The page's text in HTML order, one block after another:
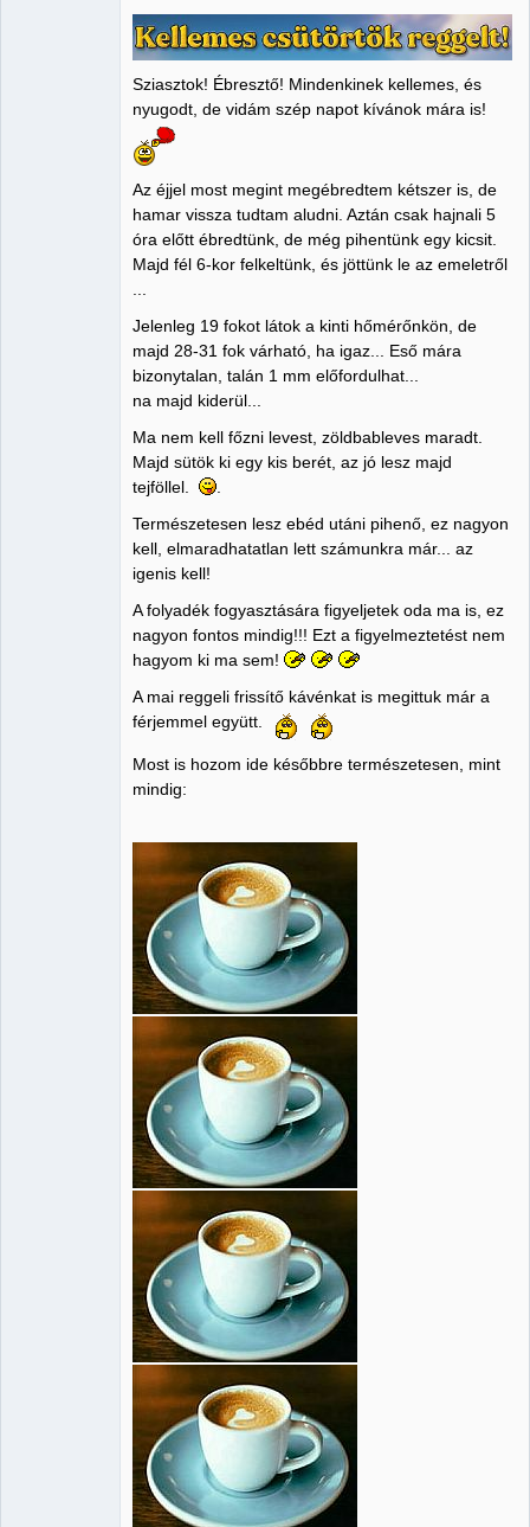
Sziasztok! Ébresztő! Mindenkinek kellemes, és
nyugodt, de vidám szép napot kívánok mára is!
Az éjjel most megint megébredtem kétszer is, de
hamar vissza tudtam aludni. Aztán csak hajnali 5
óra előtt ébredtünk, de még pihentünk egy kicsit.
Majd fél 6-kor felkeltünk, és jöttünk le az emeletről
Jelenleg 19 fokot látok a kinti hőmérőnkön, de
majd 28-31 fok várható, ha igaz... Eső mára
bizonytalan, talán 1 mm előfordulhat...
na majd kiderül...
Ma nem kell főzni levest, zöldbableves maradt.
Majd sütök ki egy kis berét, az jó lesz majd
tejföllel.
Természetesen lesz ebéd utáni pihenő, ez nagyon
kell, elmaradhatatlan lett számunkra már... az
igenis kell!
A folyadék fogyasztására figyeljetek oda ma is, ez
nagyon fontos mindig!!! Ezt a figyelmeztetést nem
hagyom ki ma sem!
A mai reggeli frissítő kávénkat is megittuk már a
férjemmel együtt.
Most is hozom ide későbbre természetesen, mint
mindig: